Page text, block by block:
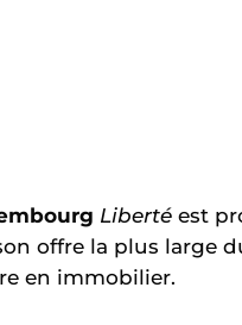
Liberté est
offre la plus large
en immobilier.